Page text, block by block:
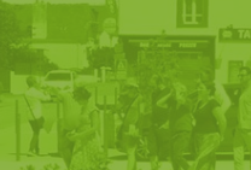
VISITE,
propositions